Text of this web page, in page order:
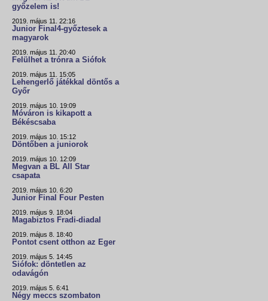
győzelem is!
2019. május 11. 22:16
Junior Final4-győztesek a
magyarok
2019. május 11. 20:40
Felülhet a trónra a Siófok
2019. május 11. 15:05
Lehengerlő játékkal döntős a
Győr
2019. május 10. 19:09
Móváron is kikapott a
Békéscsaba
2019. május 10. 15:12
Döntőben a juniorok
2019. május 10. 12:09
Megvan a BL All Star
csapata
2019. május 10. 6:20
Junior Final Four Pesten
2019. május 9. 18:04
Magabiztos Fradi-diadal
2019. május 8. 18:40
Pontot csent otthon az Eger
2019. május 5. 14:45
Siófok: döntetlen az
odavágón
2019. május 5. 6:41
Négy meccs szombaton